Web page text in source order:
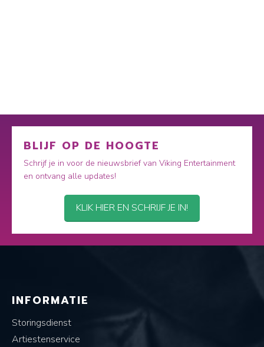
BLIJF OP DE HOOGTE
Schrijf je in voor de nieuwsbrief van Viking Entertainment
en ontvang alle updates!
KLIK HIER EN SCHRIJF JE IN!
INFORMATIE
Storingsdienst
Artiestenservice